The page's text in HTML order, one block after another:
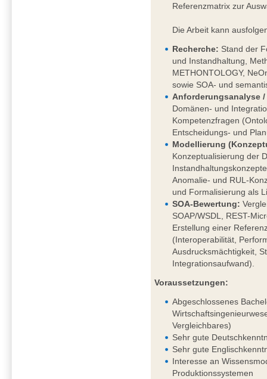
Referenzmatrix zur
Die Arbeit kann
Recherche: Stand der
und Instandhaltung,
METHONTOLOGY,
sowie SOA- und
Anforderungsanalyse
Domänen- und
Kompetenzfragen
Entscheidungs- und
Modellierung
Konzeptualisierung der
Anomalie- und RUL-
und Formalisierung als
SOA-Bewertung:
SOAP/WSDL, REST-
Erstellung einer
(Interoperabilität,
Ausdrucksmächtigkeit,
Integrationsaufwand).
Voraussetzungen:
Abgeschlossenes
Vergleichbares)
Sehr gute
Sehr gute
Interesse an
Produktionssystemen